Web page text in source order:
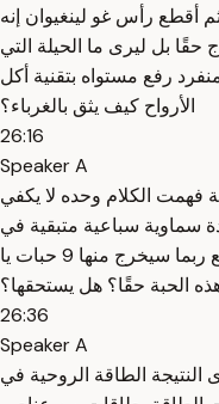
أقطع رأس غو لينغيوان إنه
حقًا بل ليرى ما الحيلة التي
رفع مستواه بتقنية أكل
الأرواح كيف يثق بالغرباء؟
26:16
Speaker A
الكلام وحده لا يكفي
سماوية سباعية متبقية في
الأفران؟ لا يزال هناك ثلاثة أفران تُصنع ربما سيخرج منها 9 حبات يا
الحبة حقًا؟ هل يستحقها؟
26:36
Speaker A
الطاقة الروحية في